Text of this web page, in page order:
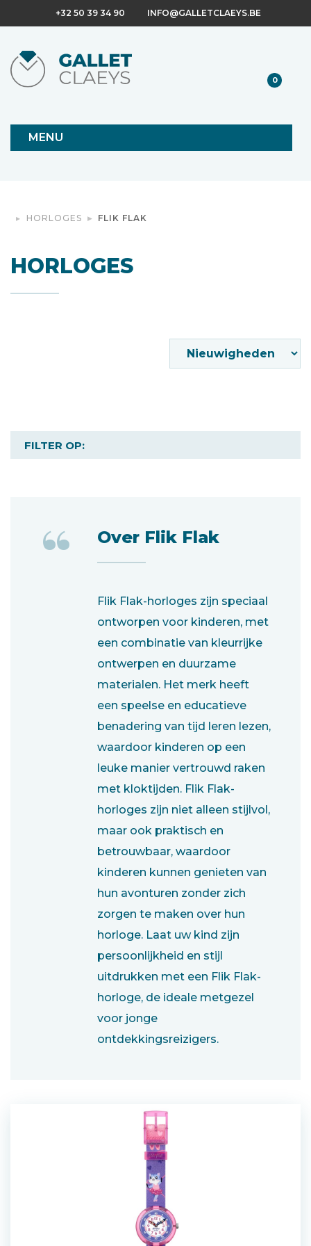
+32 50 39 34 90 INFO@GALLETCLAEYS.BE
0
MENU
HORLOGES FLIK FLAK
HORLOGES
FILTER OP:
“ Over Flik Flak
Flik Flak-horloges zijn speciaal
ontworpen voor kinderen, met
een combinatie van kleurrijke
ontwerpen en duurzame
materialen. Het merk heeft
een speelse en educatieve
benadering van tijd leren lezen,
waardoor kinderen op een
leuke manier vertrouwd raken
met kloktijden. Flik Flak-
horloges zijn niet alleen stijlvol,
maar ook praktisch en
betrouwbaar, waardoor
kinderen kunnen genieten van
hun avonturen zonder zich
zorgen te maken over hun
horloge. Laat uw kind zijn
persoonlijkheid en stijl
uitdrukken met een Flik Flak-
horloge, de ideale metgezel
voor jonge
ontdekkingsreizigers.